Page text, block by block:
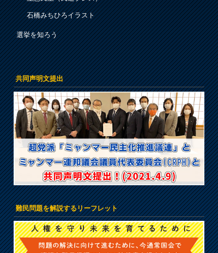
石橋みちひろイラスト
選挙を知ろう
共同声明文提出
難民問題を解説するリーフレット